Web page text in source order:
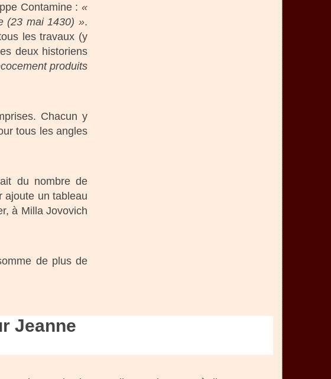
Contamine : «
(23 mai 1430) ».
les travaux (y
deux historiens
produits
Chacun y
tous les angles
du nombre de
ajoute un tableau
à Milla Jovovich
de plus de
Jeanne